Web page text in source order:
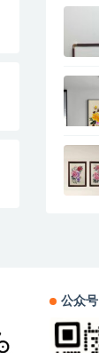
公众号